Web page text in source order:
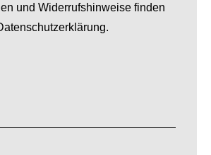
und Widerrufshinweise finden